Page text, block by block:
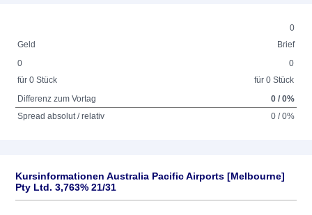
0
Geld
Brief
0
für 0 Stück
0
für 0 Stück
Differenz zum Vortag
0 / 0%
Spread absolut / relativ
0 / 0%
Kursinformationen Australia Pacific Airports [Melbourne]
Pty Ltd. 3,763% 21/31